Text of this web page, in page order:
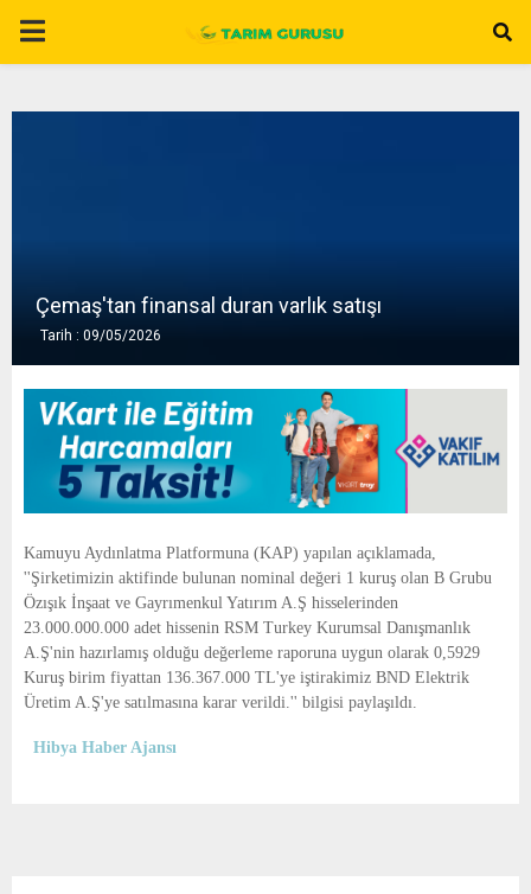
P
E
N
U
Çemaş'tan finansal duran varlık satışı
Tarih : 09/05/2026
Kamuyu Aydınlatma Platformuna (KAP) yapılan açıklamada,
''Şirketimizin aktifinde bulunan nominal değeri 1 kuruş olan B Grubu
Özışık İnşaat ve Gayrımenkul Yatırım A.Ş hisselerinden
23.000.000.000 adet hissenin RSM Turkey Kurumsal Danışmanlık
A.Ş'nin hazırlamış olduğu değerleme raporuna uygun olarak 0,5929
Kuruş birim fiyattan 136.367.000 TL'ye iştirakimiz BND Elektrik
Üretim A.Ş'ye satılmasına karar verildi.'' bilgisi paylaşıldı.
Hibya Haber Ajansı